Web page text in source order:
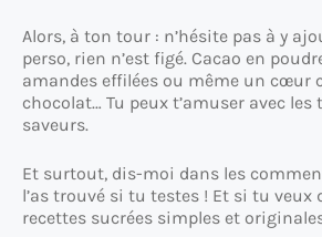
Alors, à ton tour : n’hésite pas à y
perso, rien n’est figé. Cacao en
amandes effilées ou même un cœur
chocolat… Tu peux t’amuser avec les
saveurs.
Et surtout, dis-moi dans les
l’as trouvé si tu testes ! Et si tu veux
recettes sucrées simples et